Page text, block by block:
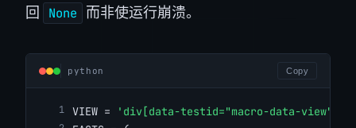
回
None 而非使运行崩溃。
python Copy
VIEW =
'div[data-testid="macro-data-view"]'